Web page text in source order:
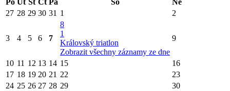
Po Út St Čt Pá So
Ne
27 28 29 30 31 1 2
3 4 5 6 7
8
1
Královský triatlon
Zobrazit všechny záznamy ze dne
9
10 11 12 13 14 15
16
17 18 19 20 21 22
23
24 25 26 27 28 29
30